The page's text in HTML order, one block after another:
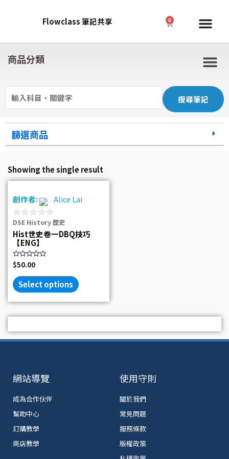
Flowclass 筆記共享 0 Cart
商品分類
Search
for:
篩選商品
Showing the single result
創作者: Alice Lai
0
out
of
5
DSE History 歷史
Hist世史卷一DBQ技巧
【ENG】
Rated
0
out
of
5
$50.00
Select options
網站導覽
成為合作伙伴
幫助中心
訂購教學
商店教學
使用守則
關於我們
常見問題
服務條款
版權政策